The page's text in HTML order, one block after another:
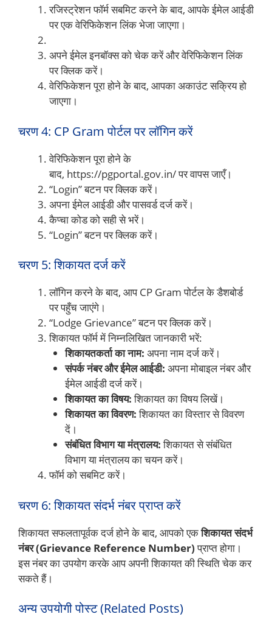
रजिस्ट्रेशन फॉर्म सबमिट करने के बाद, आपके ईमेल आईडी
पर एक वेरिफिकेशन लिंक भेजा जाएगा।
अपने ईमेल इनबॉक्स को चेक करें और वेरिफिकेशन लिंक
पर क्लिक करें।
वेरिफिकेशन पूरा होने के बाद, आपका अकाउंट सक्रिय हो
जाएगा।
चरण 4: CP Gram पोर्टल पर लॉगिन करें
वेरिफिकेशन पूरा होने के
बाद, https://pgportal.gov.in/ पर वापस जाएँ।
“Login” बटन पर क्लिक करें।
अपना ईमेल आईडी और पासवर्ड दर्ज करें।
कैप्चा कोड को सही से भरें।
“Login” बटन पर क्लिक करें।
चरण 5: शिकायत दर्ज करें
लॉगिन करने के बाद, आप CP Gram पोर्टल के डैशबोर्ड
पर पहुँच जाएंगे।
“Lodge Grievance” बटन पर क्लिक करें।
शिकायत फॉर्म में निम्नलिखित जानकारी भरें:
शिकायतकर्ता का नाम: अपना नाम दर्ज करें।
संपर्क नंबर और ईमेल आईडी: अपना मोबाइल नंबर और
ईमेल आईडी दर्ज करें।
शिकायत का विषय:शिकायत का विषय लिखें।
शिकायत का विवरण:शिकायत का विस्तार से विवरण
दें।
संबंधित विभाग या मंत्रालय:शिकायत से संबंधित
विभाग या मंत्रालय का चयन करें।
फॉर्म को सबमिट करें।
चरण 6: शिकायत संदर्भ नंबर प्राप्त करें
शिकायत सफलतापूर्वक दर्ज होने के बाद, आपको एकशिकायत संदर्भ
नंबर (Grievance Reference Number)प्राप्त होगा।
इस नंबर का उपयोग करके आप अपनी शिकायत की स्थिति चेक कर
सकते हैं।
अन्य उपयोगी पोस्ट (Related Posts)